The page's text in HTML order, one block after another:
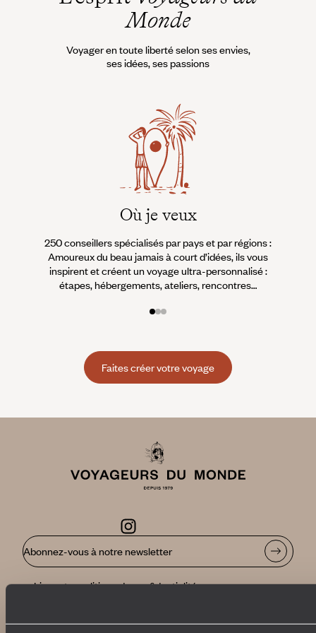
l’Atlantique aux eaux calmes de
de rendre des plus hospitaliers
ce petit morceau de France en
Monde
Voyager en toute liberté selon ses envies,
ses idées, ses passions
Où je veux
250 conseillers spécialisés par pays et par régions :
Amoureux du beau jamais à court d’idées, ils vous
inspirent et créent un voyage ultra-personnalisé :
étapes, hébergements, ateliers, rencontres…
Faites créer votre voyage
Abonnez-vous à notre newsletter
Lire notre politique de confidentialité